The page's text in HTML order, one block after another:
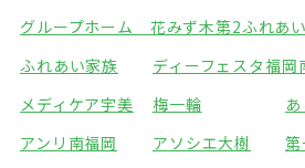
グループホーム 花みず木第2ふれあ
ふれあい家族
ディーフェスタ福岡
メディケア宇美
梅一輪
アンリ南福岡
アソシエ大樹